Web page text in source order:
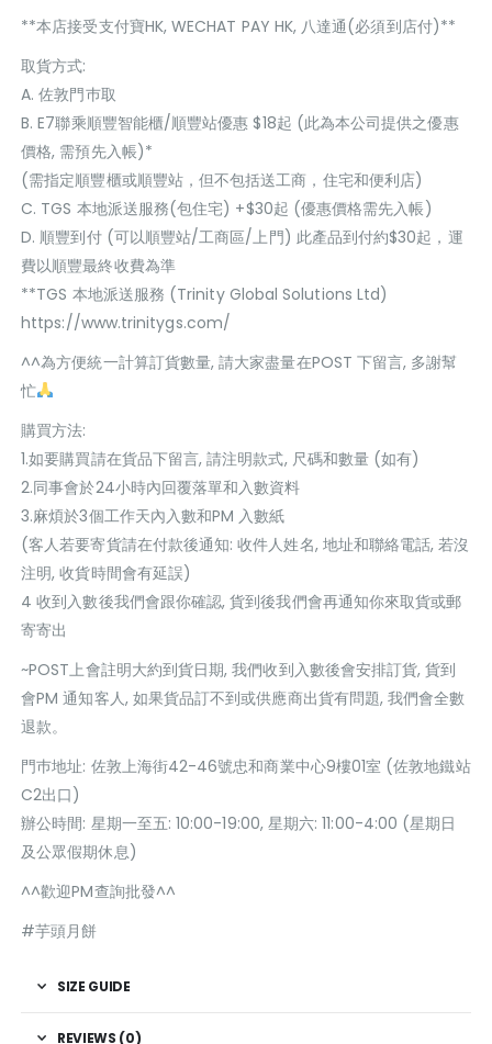
**本店接受支付寶HK, WECHAT PAY HK, 八達通(必須到店付)**
取貨方式:
A. 佐敦門巿取
B. E7聯乘順豐智能櫃/順豐站優惠 $18起 (此為本公司提供之優惠
價格, 需預先入帳)*
(需指定順豐櫃或順豐站，但不包括送工商，住宅和便利店)
C. TGS 本地派送服務(包住宅) +$30起 (優惠價格需先入帳)
D. 順豐到付 (可以順豐站/工商區/上門) 此產品到付約$30起，運
費以順豐最終收費為準
**TGS 本地派送服務 (Trinity Global Solutions Ltd)
https://www.trinitygs.com/
^^為方便統一計算訂貨數量, 請大家盡量在POST 下留言, 多謝幫
忙
購買方法:
1.如要購買請在貨品下留言, 請注明款式, 尺碼和數量 (如有)
2.同事會於24小時內回覆落單和入數資料
3.麻煩於3個工作天內入數和PM 入數紙
(客人若要寄貨請在付款後通知: 收件人姓名, 地址和聯絡電話, 若沒
注明, 收貨時間會有延誤)
4 收到入數後我們會跟你確認, 貨到後我們會再通知你來取貨或郵
寄寄出
~POST上會註明大約到貨日期, 我們收到入數後會安排訂貨, 貨到
會PM 通知客人, 如果貨品訂不到或供應商出貨有問題, 我們會全數
退款。
門巿地址: 佐敦上海街42-46號忠和商業中心9樓01室 (佐敦地鐵站
C2出口)
辦公時間: 星期一至五: 10:00-19:00, 星期六: 11:00-4:00 (星期日
及公眾假期休息)
^^歡迎PM查詢批發^^
#芋頭月餅
SIZE GUIDE
REVIEWS (0)